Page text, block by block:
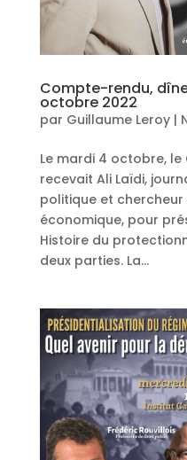
Compte-rendu,
octobre 2022
par Guillaume Leroy|
Le mardi 4 octobre,
recevait Ali Laïdi,
politique et
économique, pour
Histoire du
deux parties. La...